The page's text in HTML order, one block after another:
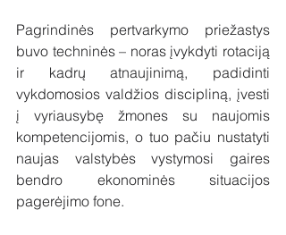
Pagrindinės pertvarkymo priežastys
buvo techninės – noras įvykdyti rotaciją
ir kadrų atnaujinimą, padidinti
vykdomosios valdžios discipliną, įvesti
į vyriausybę žmones su naujomis
kompetencijomis, o tuo pačiu nustatyti
naujas valstybės vystymosi gaires
bendro ekonominės situacijos
pagerėjimo fone.